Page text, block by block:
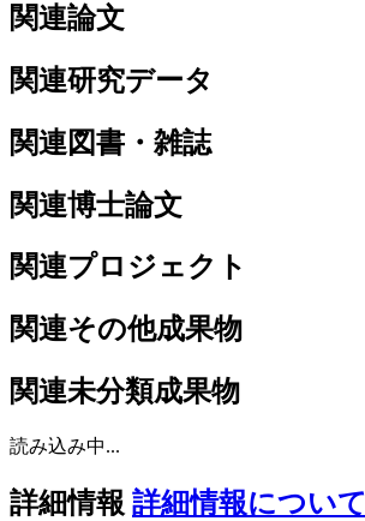
関連論文
関連研究データ
関連図書・雑誌
関連博士論文
関連プロジェクト
関連その他成果物
関連未分類成果物
読み込み中...
詳細情報 詳細情報について